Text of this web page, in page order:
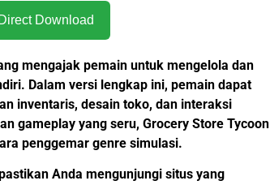
Download Terbaru | Direct Download
mengajak pemain untuk mengelola dan
Dalam versi lengkap ini, pemain dapat
inventaris, desain toko, dan interaksi
gameplay yang seru, Grocery Store Tycoon
penggemar genre simulasi.
Anda mengunjungi situs yang